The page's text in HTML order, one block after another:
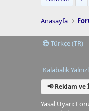
Anasayfa
Türkçe (TR)
Kalabalık
📢 Reklam
Yasal Uyarı: